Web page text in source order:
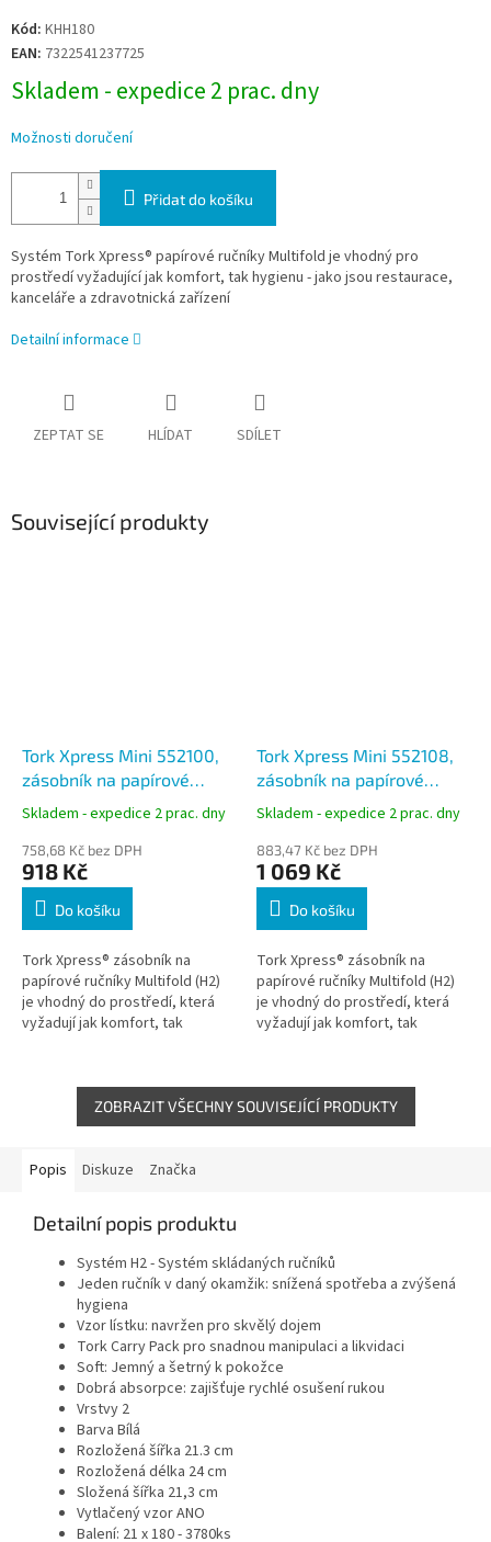
Měrná
cena:
Kód: KHH180
EAN: 7322541237725
Skladem - expedice 2 prac. dny
Možnosti doručení
Přidat do košíku
Systém Tork Xpress® papírové ručníky Multifold je vhodný pro
prostředí vyžadující jak komfort, tak hygienu - jako jsou restaurace,
kanceláře a zdravotnická zařízení
Detailní informace
ZEPTAT SE HLÍDAT SDÍLET
Související produkty
Tork Xpress Mini 552100,
zásobník na papírové
ručníky Multifold, H2
Skladem - expedice 2 prac. dny
758,68 Kč bez DPH
918 Kč
Do košíku
Tork Xpress® zásobník na
papírové ručníky Multifold (H2)
je vhodný do prostředí, která
vyžadují jak komfort, tak
Tork Xpress Mini 552108,
zásobník na papírové
ručníky Multifold černý, H2
Skladem - expedice 2 prac. dny
883,47 Kč bez DPH
1 069 Kč
Do košíku
Tork Xpress® zásobník na
papírové ručníky Multifold (H2)
je vhodný do prostředí, která
vyžadují jak komfort, tak
zařízení.
ZOBRAZIT VŠECHNY SOUVISEJÍCÍ PRODUKTY
Popis Diskuze Značka
Detailní popis produktu
Systém H2 - Systém skládaných ručníků
Jeden ručník v daný okamžik: snížená spotřeba a zvýšená
hygiena
Vzor lístku: navržen pro skvělý dojem
Tork Carry Pack pro snadnou manipulaci a likvidaci
Soft: Jemný a šetrný k pokožce
Dobrá absorpce: zajišťuje rychlé osušení rukou
Vrstvy 2
Barva Bílá
Rozložená šířka 21.3 cm
Rozložená délka 24 cm
Složená šířka 21,3 cm
Vytlačený vzor ANO
Balení: 21 x 180 - 3780ks